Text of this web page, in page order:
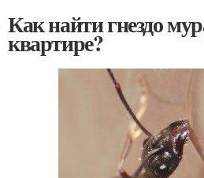
Как найти гнездо
квартире?